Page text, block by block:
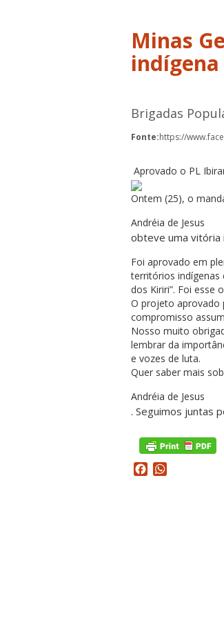
Minas
Brigadas
Fonte:https://
Aprovado o PL
Ontem (25), o
Andréia de Jesus
obteve uma vitória
Foi aprovado em
territórios indígenas
dos Kiriri”. Foi esse
O projeto aprovado
compromisso
Nosso muito
lembrar da
e vozes de luta.
Quer saber mais
Andréia de Jesus
. Seguimos juntas
Facebook